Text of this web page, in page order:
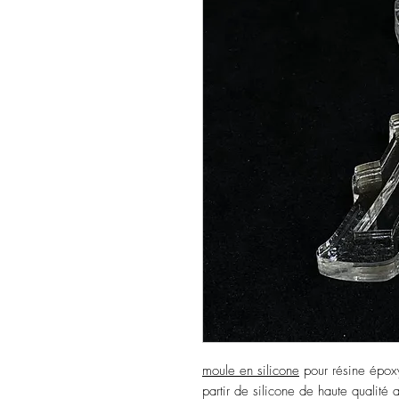
moule en silicone pour résine
partir de silicone de haute qualité